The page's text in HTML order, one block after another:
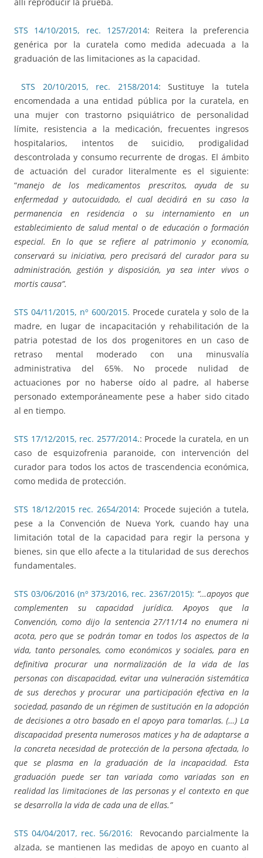
allí reproducir la prueba.
STS 14/10/2015, rec. 1257/2014: Reitera la preferencia
genérica por la curatela como medida adecuada a la
graduación de las limitaciones as la capacidad.
STS 20/10/2015, rec. 2158/2014: Sustituye la tutela
encomendada a una entidad pública por la curatela, en
una mujer con trastorno psiquiátrico de personalidad
límite, resistencia a la medicación, frecuentes ingresos
hospitalarios, intentos de suicidio, prodigalidad
descontrolada y consumo recurrente de drogas. El ámbito
de actuación del curador literalmente es el siguiente:
“manejo de los medicamentos prescritos, ayuda de su
enfermedad y autocuidado, el cual decidirá en su caso la
permanencia en residencia o su internamiento en un
establecimiento de salud mental o de educación o formación
especial. En lo que se refiere al patrimonio y economía,
conservará su iniciativa, pero precisará del curador para su
administración, gestión y disposición, ya sea inter vivos o
mortis causa”.
STS 04/11/2015, nº 600/2015. Procede curatela y solo de la
madre, en lugar de incapacitación y rehabilitación de la
patria potestad de los dos progenitores en un caso de
retraso mental moderado con una minusvalía
administrativa del 65%. No procede nulidad de
actuaciones por no haberse oído al padre, al haberse
personado extemporáneamente pese a haber sido citado
al en tiempo.
STS 17/12/2015, rec. 2577/2014.: Procede la curatela, en un
caso de esquizofrenia paranoide, con intervención del
curador para todos los actos de trascendencia económica,
como medida de protección.
STS 18/12/2015 rec. 2654/2014: Procede sujeción a tutela,
pese a la Convención de Nueva York, cuando hay una
limitación total de la capacidad para regir la persona y
bienes, sin que ello afecte a la titularidad de sus derechos
fundamentales.
STS 03/06/2016 (nº 373/2016, rec. 2367/2015): “…apoyos que
complementen su capacidad jurídica. Apoyos que la
Convención, como dijo la sentencia 27/11/14 no enumera ni
acota, pero que se podrán tomar en todos los aspectos de la
vida, tanto personales, como económicos y sociales, para en
definitiva procurar una normalización de la vida de las
personas con discapacidad, evitar una vulneración sistemática
de sus derechos y procurar una participación efectiva en la
sociedad, pasando de un régimen de sustitución en la adopción
de decisiones a otro basado en el apoyo para tomarlas. (…) La
discapacidad presenta numerosos matices y ha de adaptarse a
la concreta necesidad de protección de la persona afectada, lo
que se plasma en la graduación de la incapacidad. Esta
graduación puede ser tan variada como variadas son en
realidad las limitaciones de las personas y el contexto en que
se desarrolla la vida de cada una de ellas.”
STS 04/04/2017, rec. 56/2016:
Revocando parcialmente la
alzada, se mantienen las medidas de apoyo en cuanto al